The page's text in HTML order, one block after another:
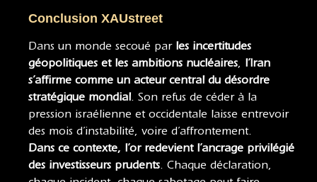
Conclusion XAUstreet
Dans un monde secoué par les incertitudes
géopolitiques et les ambitions nucléaires, l’Iran
s’affirme comme un acteur central du désordre
stratégique mondial. Son refus de céder à la
pression israélienne et occidentale laisse entrevoir
des mois d’instabilité, voire d’affrontement.
Dans ce contexte, l’or redevient l’ancrage privilégié
des investisseurs prudents. Chaque déclaration,